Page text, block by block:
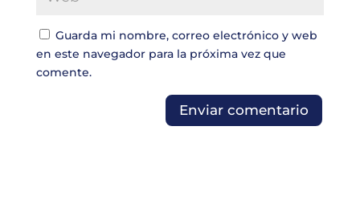
Guarda mi nombre, correo electrónico y web
en este navegador para la próxima vez que
comente.